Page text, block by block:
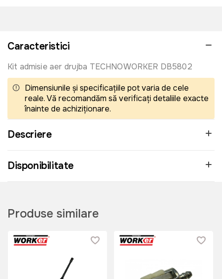
Caracteristici
Kit admisie aer drujba TECHNOWORKER DB5802
Dimensiunile și specificațiile pot varia de cele
reale. Vă recomandăm să verificați detaliile exacte
înainte de achiziționare.
Descriere
Disponibilitate
Produse similare